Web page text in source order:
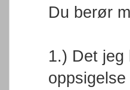
Du berør
1.) Det jeg